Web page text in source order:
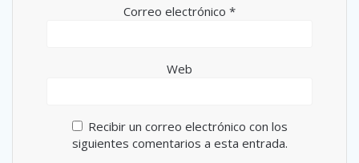
Correo electrónico *
Web
Recibir un correo electrónico con los
siguientes comentarios a esta entrada.